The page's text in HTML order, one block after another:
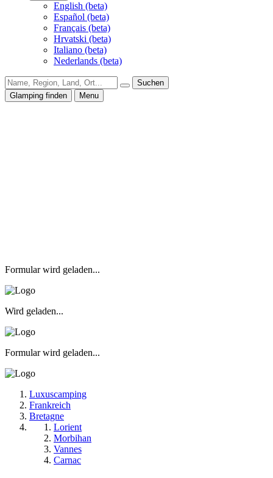
English (beta)
Español (beta)
Français (beta)
Hrvatski (beta)
Italiano (beta)
Nederlands (beta)
Suchen
Glamping finden
Menu
Formular wird geladen...
Wird geladen...
Formular wird geladen...
Luxuscamping
Frankreich
Bretagne
Lorient
Morbihan
Vannes
Carnac